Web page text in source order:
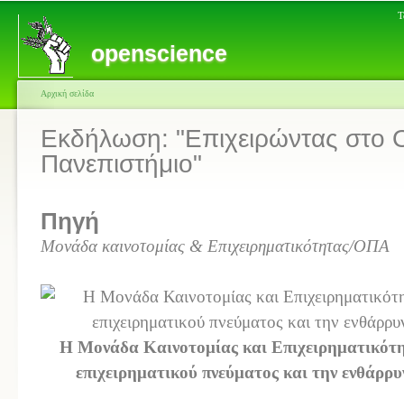
openscience
Αρχική σελίδα
Εκδήλωση: "Επιχειρώντας στο
Πανεπιστήμιο"
Πηγή
Μονάδα καινοτομίας & Επιχειρηματικότητας/ΟΠΑ
Η Μονάδα Καινοτομίας και
επιχειρηματικού πνεύματος και την